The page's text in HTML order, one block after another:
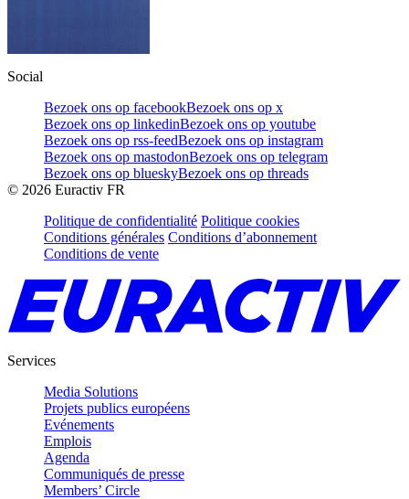
Social
Bezoek ons op facebookBezoek ons op x
Bezoek ons op linkedinBezoek ons op youtube
Bezoek ons op rss-feedBezoek ons op instagram
Bezoek ons op mastodonBezoek ons op telegram
Bezoek ons op blueskyBezoek ons op threads
© 2026 Euractiv FR
Politique de confidentialité Politique cookies
Conditions générales Conditions d’abonnement
Conditions de vente
Services
Media Solutions
Projets publics européens
Evénements
Emplois
Agenda
Communiqués de presse
Members’ Circle